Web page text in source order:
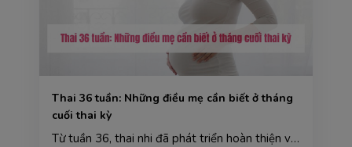
Thai 36 tuần: Những điều mẹ cần biết ở tháng
cuối thai kỳ
Từ tuần 36, thai nhi đã phát triển hoàn thiện và sẵn sàng thích nghi với môi trường bên ngoài. Đây l...